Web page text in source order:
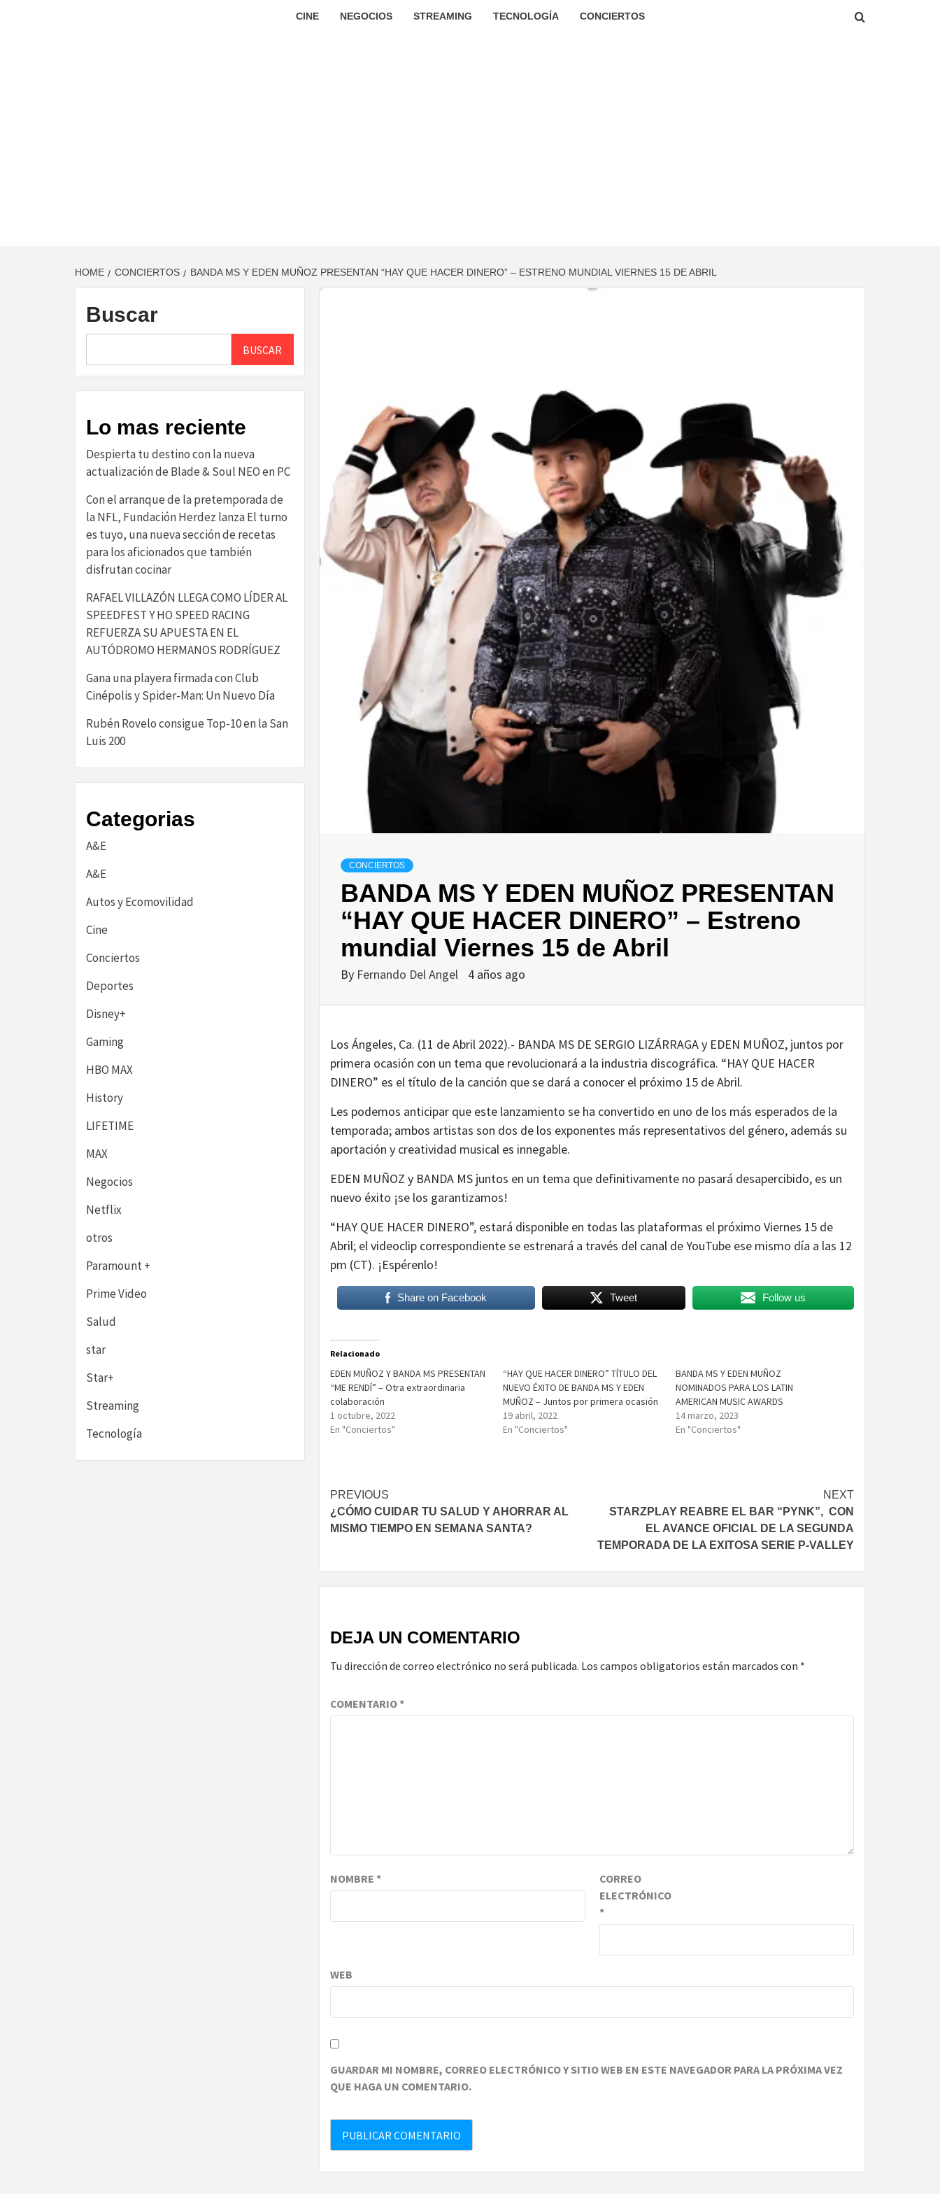
CINE NEGOCIOS STREAMING TECNOLOGÍA CONCIERTOS
HOME CONCIERTOS BANDA MS Y EDEN MUÑOZ PRESENTAN “HAY QUE HACER DINERO” – ESTRENO MUNDIAL VIERNES 15 DE ABRIL
CONCIERTOS
BANDA MS Y EDEN MUÑOZ PRESENTAN
“HAY QUE HACER DINERO” – Estreno
mundial Viernes 15 de Abril
By Fernando Del Angel 4 años ago
Los Ángeles, Ca. (11 de Abril 2022).- BANDA MS DE SERGIO LIZÁRRAGA y EDEN MUÑOZ, juntos por
primera ocasión con un tema que revolucionará a la industria discográfica. “HAY QUE HACER
DINERO” es el título de la canción que se dará a conocer el próximo 15 de Abril.
Les podemos anticipar que este lanzamiento se ha convertido en uno de los más esperados de la
temporada; ambos artistas son dos de los exponentes más representativos del género, además su
aportación y creatividad musical es innegable.
EDEN MUÑOZ y BANDA MS juntos en un tema que definitivamente no pasará desapercibido, es un
nuevo éxito ¡se los garantizamos!
“HAY QUE HACER DINERO”, estará disponible en todas las plataformas el próximo Viernes 15 de
Abril; el videoclip correspondiente se estrenará a través del canal de YouTube ese mismo día a las 12
pm (CT). ¡Espérenlo!
Share on Facebook Tweet Follow us
Relacionado
EDEN MUÑOZ Y BANDA MS PRESENTAN
“ME RENDÍ” – Otra extraordinaria
colaboración
1 octubre, 2022
En "Conciertos"
“HAY QUE HACER DINERO” TÍTULO DEL
NUEVO ÉXITO DE BANDA MS Y EDEN
MUÑOZ – Juntos por primera ocasión
19 abril, 2022
En "Conciertos"
BANDA MS Y EDEN MUÑOZ
NOMINADOS PARA LOS LATIN
AMERICAN MUSIC AWARDS
14 marzo, 2023
En "Conciertos"
Post
navigation
PREVIOUS
¿CÓMO CUIDAR TU SALUD Y AHORRAR AL
MISMO TIEMPO EN SEMANA SANTA?
NEXT
STARZPLAY REABRE EL BAR “PYNK”, CON
EL AVANCE OFICIAL DE LA SEGUNDA
TEMPORADA DE LA EXITOSA SERIE P-VALLEY
DEJA UN COMENTARIO
Tu dirección de correo electrónico no será publicada. Los campos obligatorios están marcados con *
COMENTARIO*
NOMBRE *
CORREO
ELECTRÓNICO
*
WEB
GUARDAR MI NOMBRE, CORREO ELECTRÓNICO Y SITIO WEB EN ESTE NAVEGADOR PARA LA PRÓXIMA VEZ
QUE HAGA UN COMENTARIO.
Buscar
BUSCAR
Lo mas reciente
Despierta tu destino con la nueva
actualización de Blade & Soul NEO en PC
Con el arranque de la pretemporada de
la NFL, Fundación Herdez lanza El turno
es tuyo, una nueva sección de recetas
para los aficionados que también
disfrutan cocinar
RAFAEL VILLAZÓN LLEGA COMO LÍDER AL
SPEEDFEST Y HO SPEED RACING
REFUERZA SU APUESTA EN EL
AUTÓDROMO HERMANOS RODRÍGUEZ
Gana una playera firmada con Club
Cinépolis y Spider-Man: Un Nuevo Día
Rubén Rovelo consigue Top-10 en la San
Luis 200
Categorias
A&E
A&E
Autos y Ecomovilidad
Cine
Conciertos
Deportes
Disney+
Gaming
HBO MAX
History
LIFETIME
MAX
Negocios
Netflix
otros
Paramount +
Prime Video
Salud
star
Star+
Streaming
Tecnología